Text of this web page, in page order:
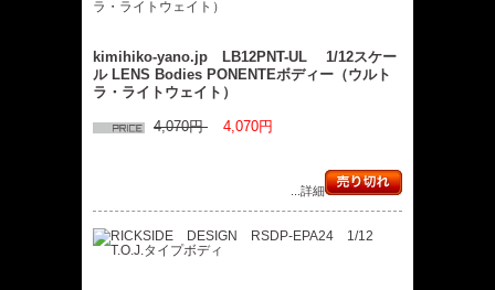
kimihiko-yano.jp LB12PNT-UL 1/12スケー
ル LENS Bodies PONENTEボディー（ウルト
ラ・ライトウェイト）
4,070円 4,070円
...詳細